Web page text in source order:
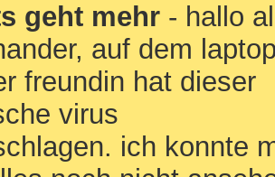
geht mehr - hallo
auf dem
freundin hat dieser
virus
ich konnte